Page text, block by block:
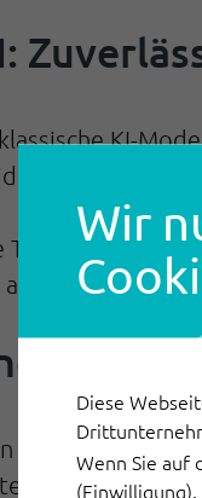
Wir
Diese
Wenn Sie auf
KI-
KI, die
Transparenz
auditierbar.
KI-
Sie alle
- alles in einer